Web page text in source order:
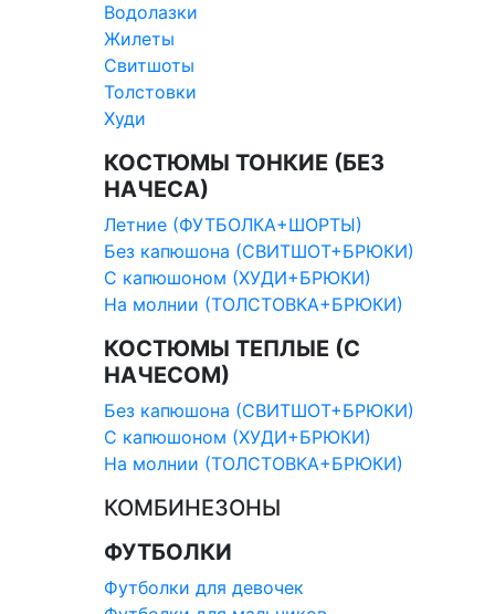
Водолазки
Жилеты
Свитшоты
Толстовки
Худи
КОСТЮМЫ ТОНКИЕ (БЕЗ
НАЧЕСА)
Летние (ФУТБОЛКА+ШОРТЫ)
Без капюшона (СВИТШОТ+БРЮКИ)
С капюшоном (ХУДИ+БРЮКИ)
На молнии (ТОЛСТОВКА+БРЮКИ)
КОСТЮМЫ ТЕПЛЫЕ (С
НАЧЕСОМ)
Без капюшона (СВИТШОТ+БРЮКИ)
С капюшоном (ХУДИ+БРЮКИ)
На молнии (ТОЛСТОВКА+БРЮКИ)
КОМБИНЕЗОНЫ
ФУТБОЛКИ
Футболки для девочек